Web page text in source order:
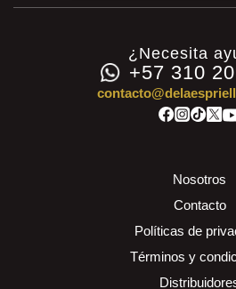
¿Necesita
+57 310
Nosotros
Contacto
Políticas de
Términos y